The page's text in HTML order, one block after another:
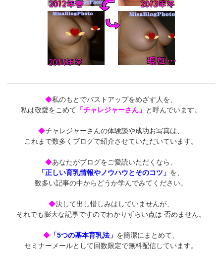
◆私のもとでバストアップをめざす人を、
私は敬愛をこめて 「チャレジャーさん」 と呼んでいます。
◆チャレジャーさんの体験談や成功お写真は、
これまで数多くブログで紹介させていただいています。
◆あなたがブログをご愛読いただくなら、
「正しい育乳情報やノウハウとそのコツ」 を、
数多い記事の中からどうか学んでみてください。
◆決して出し惜しみはしていませんが、
それでも膨大な記事ですのでわかりずらい点は 否めません。
◆「5つの基本育乳法」 を簡潔にまとめて、
セミナーメールとして回数限定で無料配信しています。